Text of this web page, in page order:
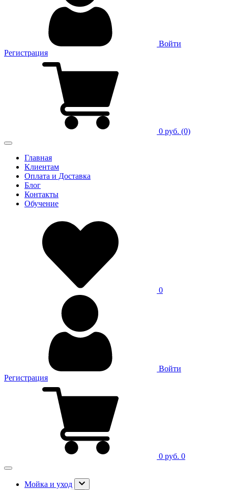
Войти
Регистрация
0 руб. (0)
Главная
Клиентам
Оплата и Доставка
Блог
Контакты
Обучение
0
Войти
Регистрация
0 руб. 0
Мойка и уход